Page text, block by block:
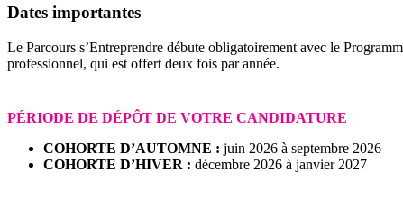
Dates importantes
Le Parcours s’Entreprendre débute obligatoirement avec le
professionnel, qui est offert deux fois par année.
PÉRIODE DE DÉPÔT DE VOTRE CANDIDATURE
COHORTE D’AUTOMNE : juin 2026 à septembre 2026
COHORTE D’HIVER : décembre 2026 à janvier 2027